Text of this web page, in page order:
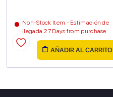
Non-Stock Item - Estimación de
llegada 27 Days from purchase
AÑADIR AL CARRITO